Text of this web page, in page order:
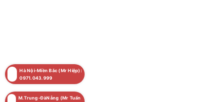
Hà Nội-Miền Bắc (Mr Hiệp):
0971.043.999
M.Trung-ĐàNẵng (Mr Tuấn